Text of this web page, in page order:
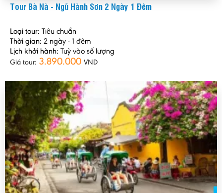
Tour Bà Nà - Ngũ Hành Sơn 2 Ngày 1 Đêm
Loại tour: Tiêu chuẩn
Thời gian: 2 ngày - 1 đêm
Lịch khởi hành: Tuỳ vào số lượng
Giá tour: 3.890.000 VND